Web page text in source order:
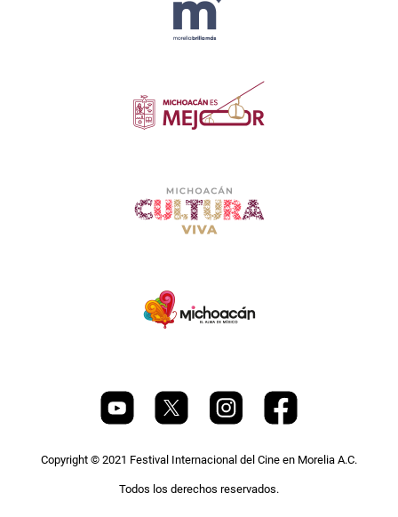
Copyright © 2021 Festival Internacional del Cine en Morelia A.C.
Todos los derechos reservados.